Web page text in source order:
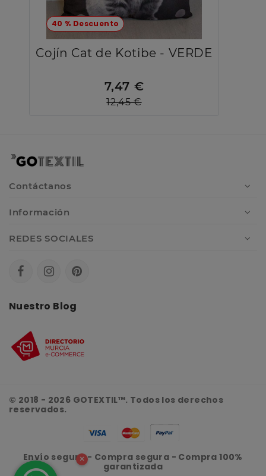
40 % Descuento
Cojín Cat de Kotibe - VERDE
7,47 €
12,45 €
×
Contáctanos
Información
REDES SOCIALES
Nuestro Blog
© 2018 - 2026 GOTEXTIL™. Todos los derechos
reservados.
Envío seguro - Compra segura - Compra 100%
garantizada